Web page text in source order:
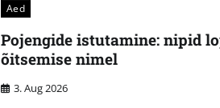
Aed
Pojengide istutamine: nipid
õitsemise nimel
3. Aug 2026